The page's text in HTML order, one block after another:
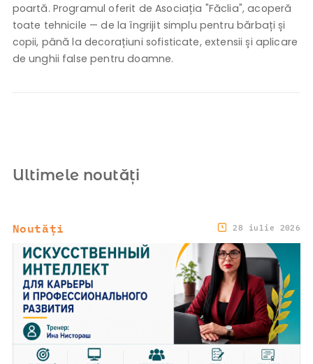
poartă. Programul oferit de Asociația "Făclia", acoperă
toate tehnicile — de la îngrijit simplu pentru bărbați și
copii, până la decorațiuni sofisticate, extensii și aplicare
de unghii false pentru doamne.
Ultimele noutăți
Noutăți 28 iulie 2026